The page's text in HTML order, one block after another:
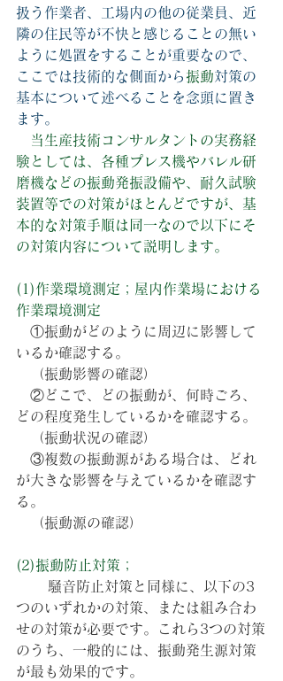
扱う作業者、工場内の他の従業員、近
隣の住民等が不快と感じることの無い
ように処置をすることが重要なので、
ここでは技術的な側面から 振動対策の
基本について述べることを念頭に置き
ます。
当生産技術コンサルタントの実務経
験としては、各種プレス機やバレル研
磨機などの振動発振設備や、耐久試験
装置等での対策がほとんどですが、基
本的な対策手順は同一なので以下にそ
の対策内容について説明します。
(1)作業環境測定；屋内作業場における
作業環境測定
①振動がどのように周辺に影響して
いるか確認する。
（振動影響の確認）
②どこで、どの振動が、何時ごろ、
どの程度発生しているかを確認する。
（振動状況の確認）
③複数の振動源がある場合は、どれ
が大きな影響を与えているかを確認す
る。
（振動源の確認）
(2)振動防止対策；
騒音防止対策と同様に、以下の3
つのいずれかの対策、または組み合わ
せの対策が必要です。これら3つの対策
のうち、一般的には、振動発生源対策
が最も効果的です。